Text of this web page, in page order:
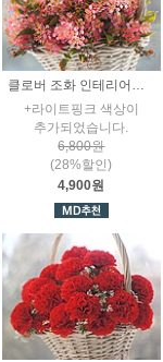
클로버 조화 인테리어식물 고급 인조꽃 장식 실크플라워
+라이트핑크 색상이
추가되었습니다.
6,800원
(28%할인)
4,900원